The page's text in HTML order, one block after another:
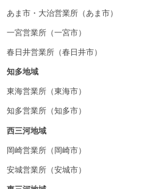
あま市・大治営業所（あま市）
一宮営業所（一宮市）
春日井営業所（春日井市）
知多地域
東海営業所（東海市）
知多営業所（知多市）
西三河地域
岡崎営業所（岡崎市）
安城営業所（安城市）